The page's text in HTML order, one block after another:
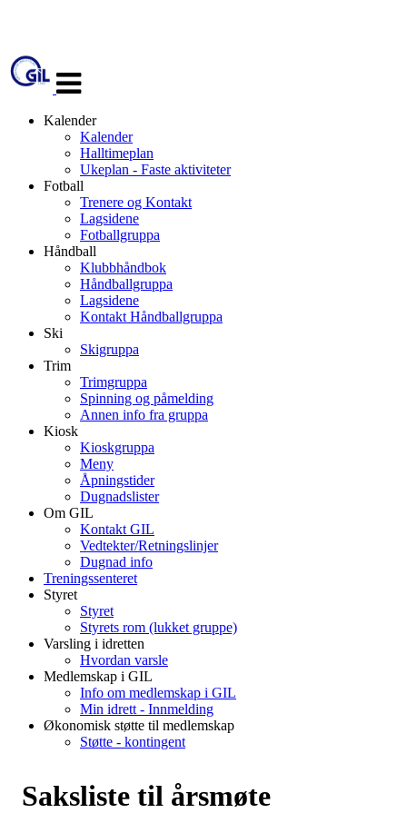
navigasjon
Kalender
Kalender
Halltimeplan
Ukeplan - Faste aktiviteter
Fotball
Trenere og Kontakt
Lagsidene
Fotballgruppa
Håndball
Klubbhåndbok
Håndballgruppa
Lagsidene
Kontakt Håndballgruppa
Ski
Skigruppa
Trim
Trimgruppa
Spinning og påmelding
Annen info fra gruppa
Kiosk
Kioskgruppa
Meny
Åpningstider
Dugnadslister
Om GIL
Kontakt GIL
Vedtekter/Retningslinjer
Dugnad info
Treningssenteret
Styret
Styret
Styrets rom (lukket gruppe)
Varsling i idretten
Hvordan varsle
Medlemskap i GIL
Info om medlemskap i GIL
Min idrett - Innmelding
Økonomisk støtte til medlemskap
Støtte - kontingent
Saksliste til årsmøte